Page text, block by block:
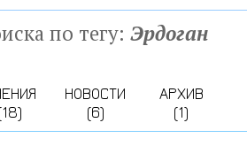
по тегу: Эрдоган
НОВОСТИ
(6)
АРХИВ
(1)